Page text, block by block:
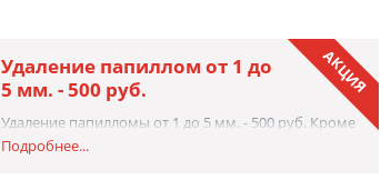
АКЦИЯ
Удаление папиллом от 1 до
5 мм. - 500 руб.
Удаление папилломы от 1 до 5 мм. - 500 руб. Кроме
того, врачи-дерматологи, косметологи нашей
Подробнее...